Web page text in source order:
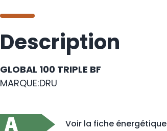
Description
GLOBAL 100 TRIPLE BF
MARQUE:DRU
Voir la fiche énergétique